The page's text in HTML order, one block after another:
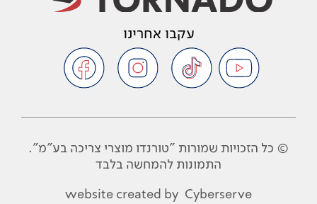
עקבו אחרינו
© כל הזכויות שמורות "טורנדו מוצרי צריכה בע"מ".
התמונות להמחשה בלבד
website created by Cyberserve